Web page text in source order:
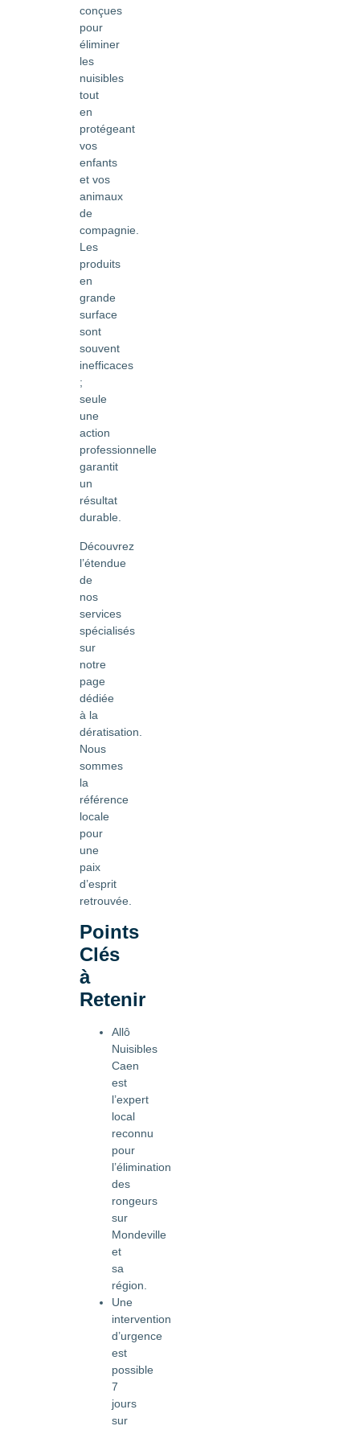
conçues
pour
éliminer
les
nuisibles
tout
en
protégeant
vos
enfants
et vos
animaux
de
compagnie.
Les
produits
en
grande
surface
sont
souvent
inefficaces
;
seule
une
action
professionnelle
garantit
un
résultat
durable.
Découvrez
l’étendue
de
nos
services
spécialisés
sur
notre
page
dédiée
à la
dératisation.
Nous
sommes
la
référence
locale
pour
une
paix
d’esprit
retrouvée.
Points
Clés
à
Retenir
Allô
Nuisibles
Caen
est
l’expert
local
reconnu
pour
l’élimination
des
rongeurs
sur
Mondeville
et
sa
région.
Une
intervention
d’urgence
est
possible
7
jours
sur